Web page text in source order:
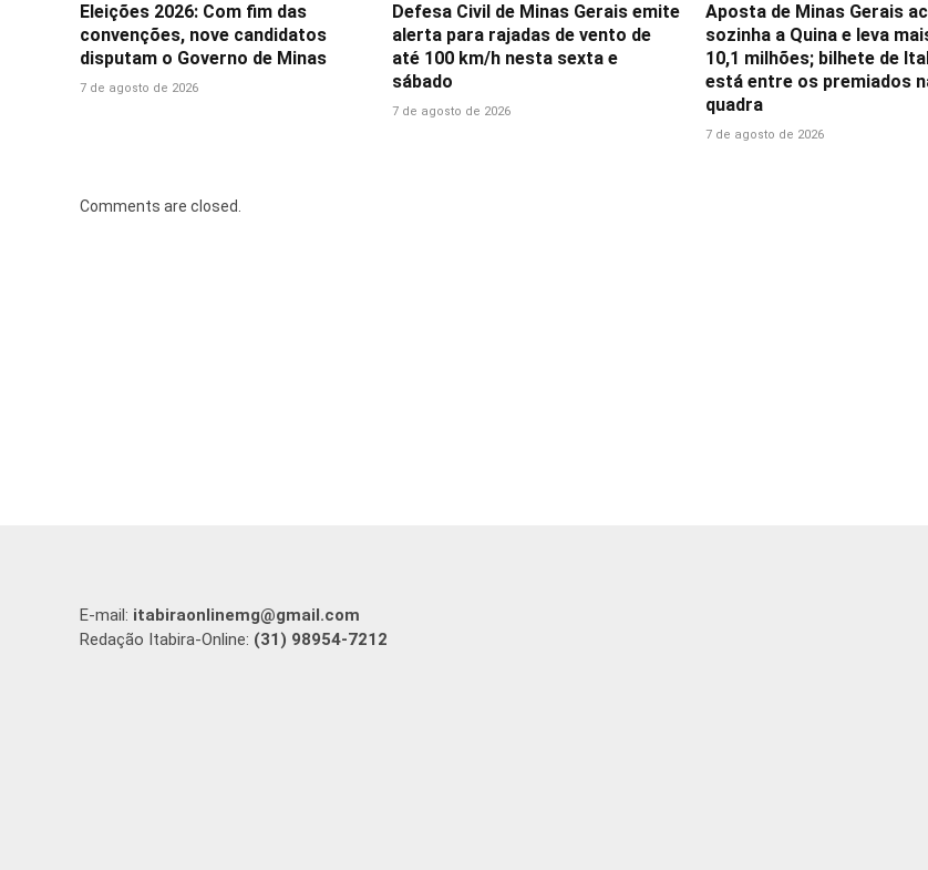
Eleições 2026: Com fim das
convenções, nove candidatos
disputam o Governo de Minas
7 de agosto de 2026
Defesa Civil de Minas Gerais emite
alerta para rajadas de vento de
até 100 km/h nesta sexta e
sábado
7 de agosto de 2026
Aposta de Minas Gerais
sozinha a Quina e leva
10,1 milhões; bilhete de
está entre os premiados
quadra
7 de agosto de 2026
Comments are closed.
E-mail: itabiraonlinemg@gmail.com
Redação Itabira-Online: (31) 98954-7212